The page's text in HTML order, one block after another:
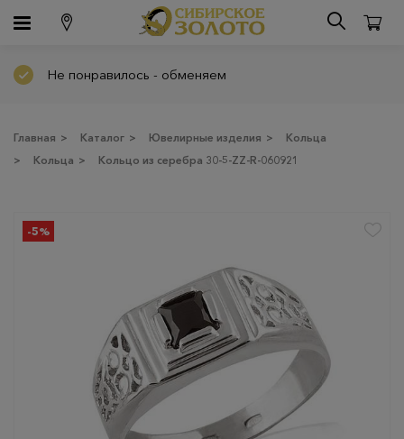
Не понравилось - обменяем
Главная > Каталог > Ювелирные изделия >
Кольца
>
Кольца > Кольцо из серебра 30-5-ZZ-R-060921
-5%